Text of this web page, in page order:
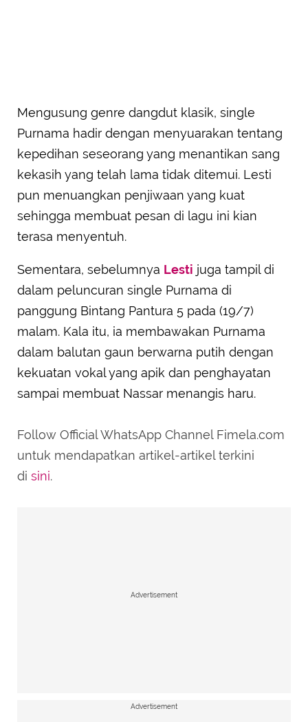
Mengusung genre dangdut klasik, single
Purnama hadir dengan menyuarakan tentang
kepedihan seseorang yang menantikan sang
kekasih yang telah lama tidak ditemui. Lesti
pun menuangkan penjiwaan yang kuat
sehingga membuat pesan di lagu ini kian
terasa menyentuh.
Sementara, sebelumnya Lesti juga tampil di
dalam peluncuran single Purnama di
panggung Bintang Pantura 5 pada (19/7)
malam. Kala itu, ia membawakan Purnama
dalam balutan gaun berwarna putih dengan
kekuatan vokal yang apik dan penghayatan
sampai membuat Nassar menangis haru.
Follow Official WhatsApp Channel Fimela.com
untuk mendapatkan artikel-artikel terkini
di sini.
Advertisement
Advertisement